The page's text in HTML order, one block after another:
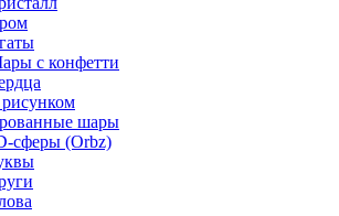
с конфетти
шары
сферы (Orbz)